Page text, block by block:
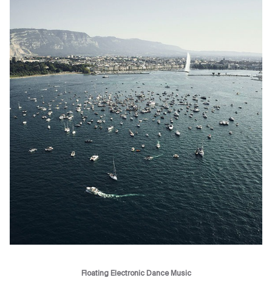
Floating Electronic Dance Music